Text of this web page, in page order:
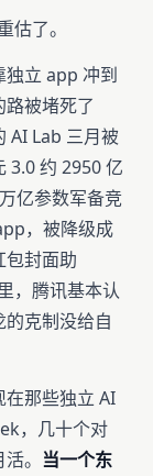
了。
独立 app 冲到
被堵死了
Lab 三月被
3.0 约 2950 亿
亿参数军备竞
，被降级成
包封面助
，腾讯基本认
克制没给自
那些独立 AI
，几十个对
。 当一个东